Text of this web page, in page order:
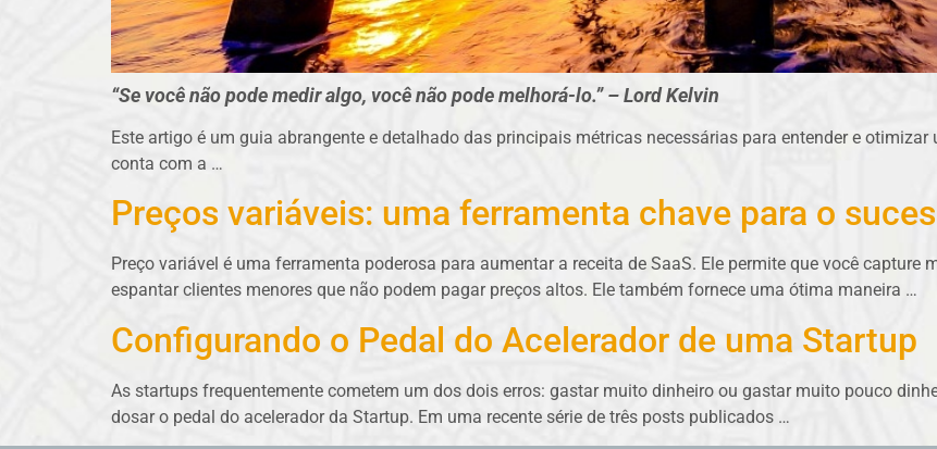
“Se você não pode medir algo, você não pode melhorá-lo.” – Lord Kelvin
Este artigo é um guia abrangente e detalhado das principais métricas necessárias para entender e
conta com a …
Preços variáveis: uma ferramenta chave para o
Preço variável é uma ferramenta poderosa para aumentar a receita de SaaS. Ele permite que você capture
espantar clientes menores que não podem pagar preços altos. Ele também fornece uma ótima maneira …
Configurando o Pedal do Acelerador de uma Startup
As startups frequentemente cometem um dos dois erros: gastar muito dinheiro ou gastar muito pouco
dosar o pedal do acelerador da Startup. Em uma recente série de três posts publicados …